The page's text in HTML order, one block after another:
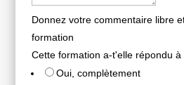
Donnez votre commentaire libre
formation
Cette formation a-t'elle répondu
Oui, complètement